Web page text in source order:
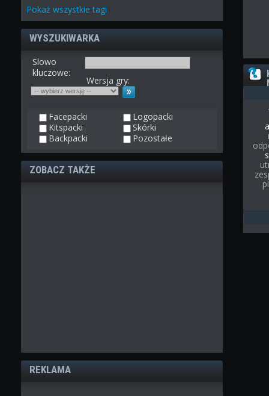
Pokażwszystkie tagi
WYSZUKIWARKA
Slowo
kluczowe:
Wersja gry:
Facepacki
Logopacki
Kitspacki
Skórki
Backpacki
Pozostałe
ZOBACZ TAKŻE
REKLAMA